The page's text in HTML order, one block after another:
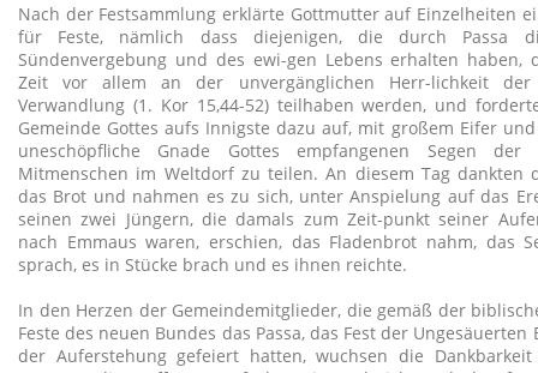
Nach der Festsammlung erklärte Gottmutter auf Einzelheiten
für Feste, nämlich dass diejenigen, die durch Passa
Sündenvergebung und des ewi-gen Lebens erhalten haben,
Zeit vor allem an der unvergänglichen Herr-lichkeit der
Verwandlung (1. Kor 15,44-52) teilhaben werden, und
Gemeinde Gottes aufs Innigste dazu auf, mit großem Eifer
uneschöpfliche Gnade Gottes empfangenen Segen
Mitmenschen im Weltdorf zu teilen. An diesem Tag dankten
das Brot und nahmen es zu sich, unter Anspielung auf das
seinen zwei Jüngern, die damals zum Zeit-punkt seiner
nach Emmaus waren, erschien, das Fladenbrot nahm, das
sprach, es in Stücke brach und es ihnen reichte.
In den Herzen der Gemeindemitglieder, die gemäß der
Feste des neuen Bundes das Passa, das Fest der
der Auferstehung gefeiert hatten, wuchsen die